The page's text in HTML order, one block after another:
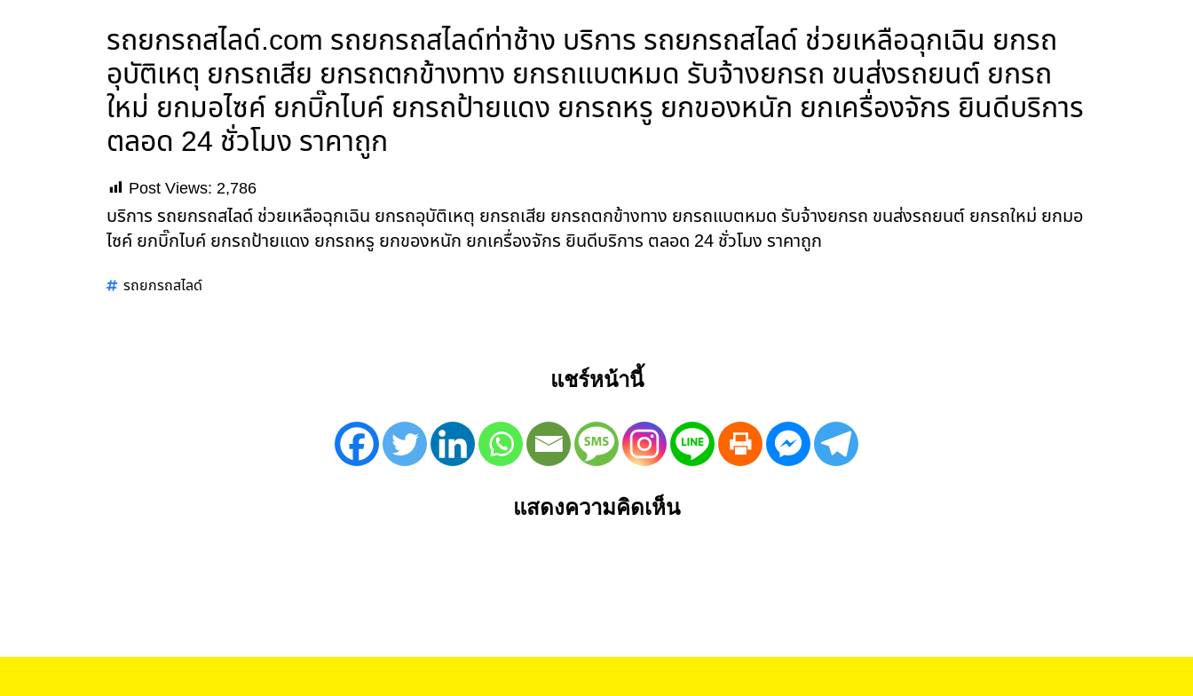
รถยกรถสไลด์.com รถยกรถสไลด์ท่าช้าง บริการ รถยกรถสไลด์ ช่วยเหลือฉุกเฉิน ยกรถ
อุบัติเหตุ ยกรถเสีย ยกรถตกข้างทาง ยกรถแบตหมด รับจ้างยกรถ ขนส่งรถยนต์ ยกรถ
ใหม่ ยกมอไซค์ ยกบิ๊กไบค์ ยกรถป้ายแดง ยกรถหรู ยกของหนัก ยกเครื่องจักร ยินดีบริการ
ตลอด 24 ชั่วโมง ราคาถูก
Post Views: 2,786
บริการ รถยกรถสไลด์ ช่วยเหลือฉุกเฉิน ยกรถอุบัติเหตุ ยกรถเสีย ยกรถตกข้างทาง ยกรถแบตหมด รับจ้างยกรถ ขนส่งรถยนต์ ยกรถใหม่ ยกมอ
ไซค์ ยกบิ๊กไบค์ ยกรถป้ายแดง ยกรถหรู ยกของหนัก ยกเครื่องจักร ยินดีบริการ ตลอด 24 ชั่วโมง ราคาถูก
รถยกรถสไลด์
แชร์หน้านี้
แสดงความคิดเห็น